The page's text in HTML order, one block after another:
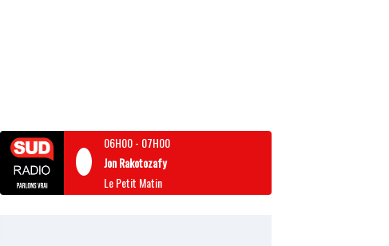
06H00- 07H00
Jon Rakotozafy
Le Petit Matin